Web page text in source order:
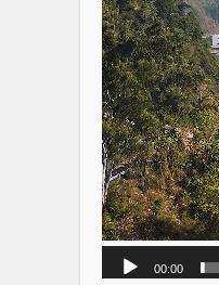
00:00